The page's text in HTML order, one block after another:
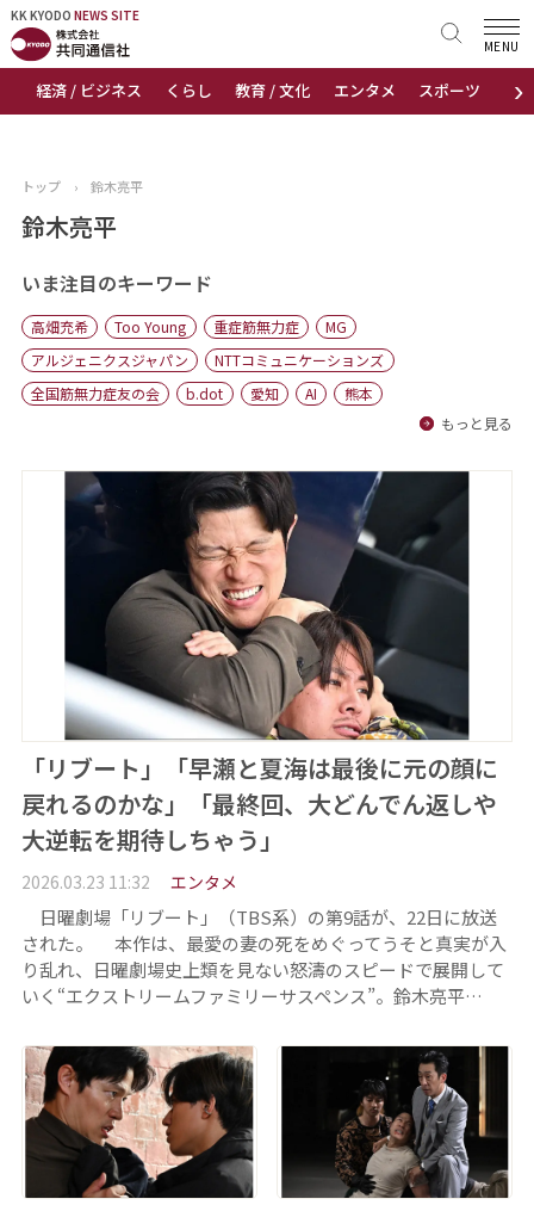
KK KYODO NEWS SITE
›
経済 / ビジネス くらし 教育 / 文化 エンタメ スポーツ 地域
MENU
KK KYODONEWS SITE
トップページ
ニュース
おすすめコンテンツ
出版物
会社概要
トップ › 鈴木亮平
鈴木亮平
いま注目のキーワード
高畑充希 Too Young 重症筋無力症
MG
アルジェニクスジャパン
NTTコミュニケーションズ
全国筋無力症友の会
b.dot 愛知 AI
熊本
もっと見る
「リブート」「早瀬と夏海は最後に元の顔に
戻れるのかな」「最終回、大どんでん返しや
大逆転を期待しちゃう」
2026.03.23 11:32 エンタメ
日曜劇場「リブート」（TBS系）の第9話が、22日に放送
された。 本作は、最愛の妻の死をめぐってうそと真実が入
り乱れ、日曜劇場史上類を見ない怒濤のスピードで展開して
いく“エクストリームファミリーサスペンス”。鈴木亮平…